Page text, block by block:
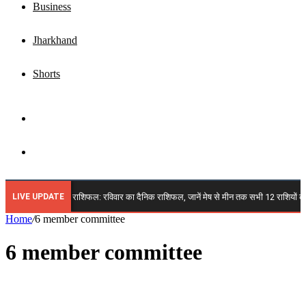
Business
Jharkhand
Shorts
for
LIVE UPDATE
🔴 9 अगस्त 2026 राशिफल: रविवार का दैनिक राशिफल, जानें मेष से मीन तक सभी 12 राशियों का
Home/6 member committee
6 member committee